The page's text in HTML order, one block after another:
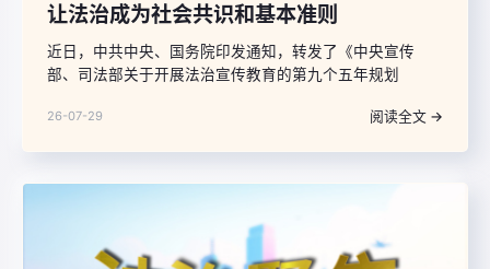
让法治成为社会共识和基本准则
近日，中共中央、国务院印发通知，转发了《中央宣传
部、司法部关于开展法治宣传教育的第九个五年规划
法作了全面部署。
26-07-29 阅读全文 →